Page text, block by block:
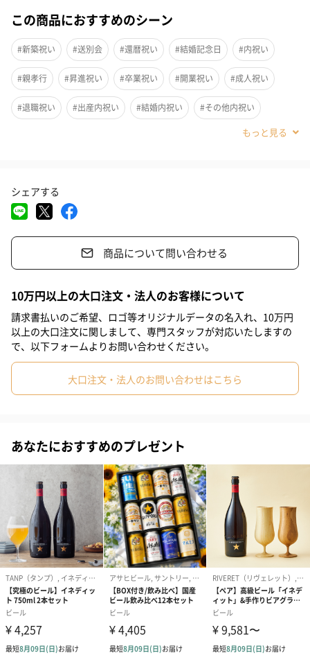
名入れできる刻印タグ付きセットはこちら
【名入れタグ・BOX付き】究極のビールイネディット
どんな料理にも合うイネディット。タンプではこだわりのおつま
みをオプションで用意しました。
お酒好きの人は勿論、記念日、日々の感謝の気持ちを伝える時に
も幅広いシーンで安心してお贈り頂けるギフトです。
※おつまみは有料オプションになります。
ギフトBOX付き
贈りやすいギフトBOXに入れてお届けします！
商品詳細情報
大麦麦芽、ホップ、小麦、コリアンダー、オレコンピ
ール、リコリス、酵母
容量
750ml
アルコール度
数
4.8%
ご注意事項 20歳未満の方への酒類の販売はいたしません。
商品オプション情報
この商品におすすめのシーン
#新築祝い #送別会 #還暦祝い #結婚記念日 #内祝い
#親孝行 #昇進祝い #卒業祝い #開業祝い #成人祝い
#退職祝い #出産内祝い #結婚内祝い #その他内祝い
#米寿祝い
#記念日
#バレンタイン
#引っ越し祝い #自分へのご褒美 #義母
#取引先男性 #義父 #部下女性 #部下男性 #甥 #娘
#息子 #姉 #妹 #兄 #弟 #彼女 #同僚男性
#父親 #妻 #夫 #女性 #男性 #男友達 #女友達
#60代 #70代 #80代 #90代
シェアする
商品について問い合わせる
10万円以上の大口注文・法人のお客様について
請求書払いのご希望、ロゴ等オリジナルデータの名入れ、10万円
以上の大口注文に関しまして、専門スタッフが対応いたしますの
で、以下フォームよりお問い合わせください。
大口注文・法人のお問い合わせはこちら
あなたにおすすめのプレゼント